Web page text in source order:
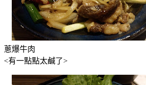
蔥爆牛肉
<有一點點太鹹了>